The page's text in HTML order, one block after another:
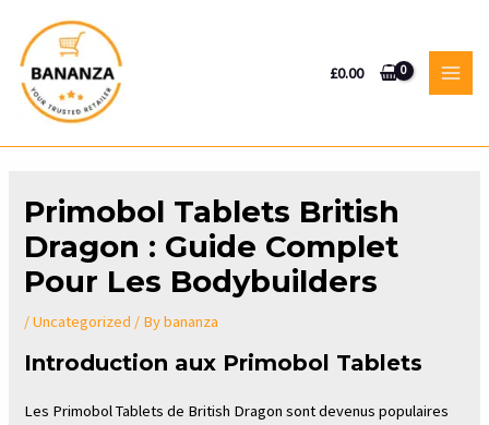
content
£0.00
MAIN
Primobol Tablets British
Dragon : Guide Complet
Pour Les Bodybuilders
/Uncategorized / Bybananza
Introduction aux Primobol Tablets
Les Primobol Tablets de British Dragon sont devenus populaires